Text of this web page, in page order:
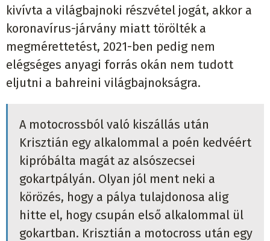
kivívta a világbajnoki részvétel jogát, akkor a
koronavírus-járvány miatt törölték a
megmérettetést, 2021-ben pedig nem
elégséges anyagi forrás okán nem tudott
eljutni a bahreini világbajnokságra.
A motocrossból való kiszállás után
Krisztián egy alkalommal a poén kedvéért
kipróbálta magát az alsószecsei
gokartpályán. Olyan jól ment neki a
körözés, hogy a pálya tulajdonosa alig
hitte el, hogy csupán első alkalommal ül
gokartban. Krisztián a motocross után egy